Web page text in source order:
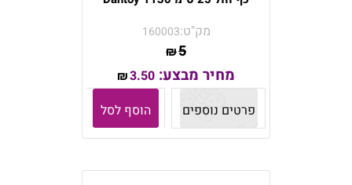
מק"ט:160003
₪5
מחיר מבצע: ₪3.50
פרטים נוספים
הוסף לסל